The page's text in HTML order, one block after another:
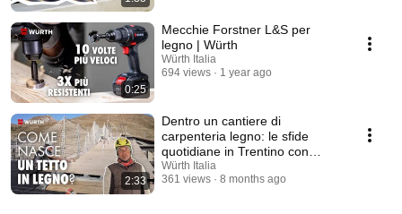
0:25
Mecchie Forstner L&S per
legno | Würth
Würth Italia
694 views
1 year ago
2:33
Dentro un cantiere di
carpenteria legno: le sfide
quotidiane in Trentino con
Panizza Costruzioni.
Würth Italia
361 views
8 months ago